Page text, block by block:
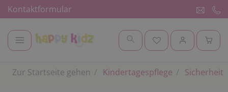
Kontaktformular
Zur Startseite gehen Kindertagespflege Sicherheit